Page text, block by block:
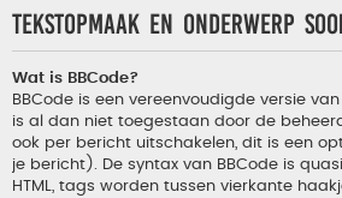
Tekstopmaak en onderwerp
Wat is BBCode?
BBCode is een vereenvoudigde versie
is al dan niet toegestaan door de
ook per bericht uitschakelen, dit is een
je bericht). De syntax van BBCode is
HTML, tags worden tussen vierkante